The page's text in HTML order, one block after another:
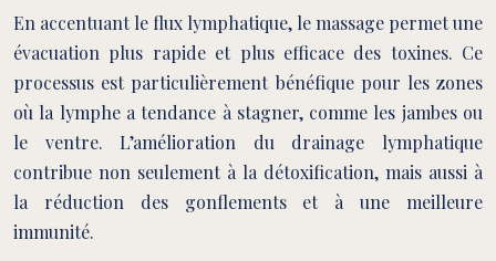
En accentuant le flux lymphatique, le massage permet une
évacuation plus rapide et plus efficace des toxines. Ce
processus est particulièrement bénéfique pour les zones
où la lymphe a tendance à stagner, comme les jambes ou
le ventre. L’amélioration du drainage lymphatique
contribue non seulement à la détoxification, mais aussi à
la réduction des gonflements et à une meilleure
immunité.